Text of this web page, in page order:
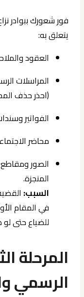
فور شعورك ببوادر
يتعلق به:
العقود
المراسلات
(احذر حذف
الفواتير
محاضر
الصور ومقاطع
المنجزة.
السبب:
في المقام
للضياع حتى
المرحلة
الرسمي